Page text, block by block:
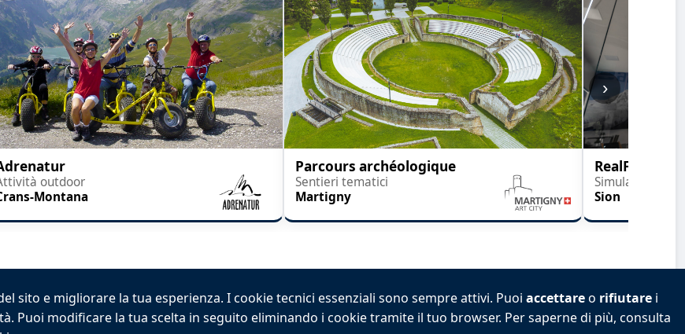
outdoor
Montana
Parcours archéologique
Sentieri tematici
Martigny
RealFly
Simulatore di
Sion
›
sito e migliorare la tua esperienza. I cookie tecnici essenziali sono sempre attivi. Puoi accettareo rifiutare i
Puoi modificare la tua scelta in seguito eliminando i cookie tramite il tuo browser. Per saperne di più, consulta